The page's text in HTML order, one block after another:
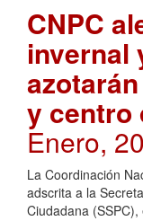
CNPC
invernal
y centro
Enero,
La Coordinación
adscrita a la
Ciudadana